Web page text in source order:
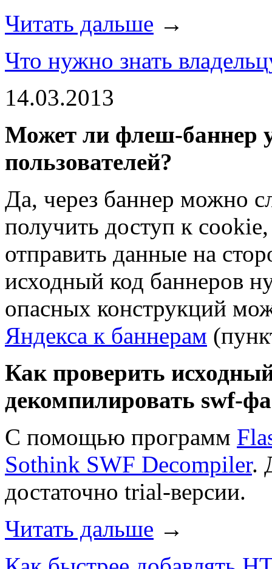
Читать дальше →
Что нужно знать
14.03.2013
Может ли флеш-баннер
пользователей?
Да, через баннер можно
получить доступ к
отправить данные на
исходный код баннеров
опасных конструкций
Яндекса к баннерам
Как проверить
декомпилировать swf-
С помощью программ
Sothink SWF Decompiler.
достаточно trial-версии.
Читать дальше →